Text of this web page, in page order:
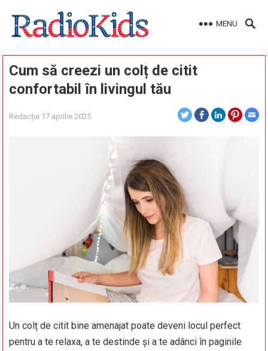
MENU
Cum să creezi un colț de citit
confortabil în livingul tău
Redacția 17 aprilie 2025
Un colț de citit bine amenajat poate deveni locul perfect
pentru a te relaxa, a te destinde și a te adânci în paginile